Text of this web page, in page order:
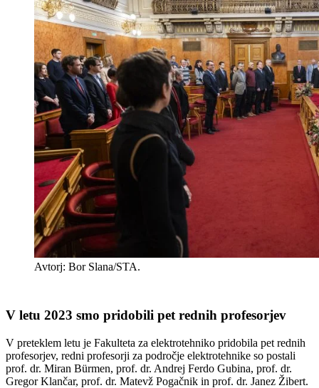
Avtorj: Bor Slana/STA.
V letu 2023 smo pridobili pet rednih profesorjev
V preteklem letu je Fakulteta za elektrotehniko pridobila pet rednih
profesorjev, redni profesorji za področje elektrotehnike so postali
prof. dr. Miran Bürmen, prof. dr. Andrej Ferdo Gubina, prof. dr.
Gregor Klančar, prof. dr. Matevž Pogačnik in prof. dr. Janez Žibert.